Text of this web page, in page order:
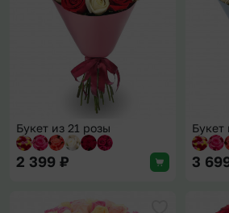
Букет из 21 розы
2 399 ₽
Букет
3